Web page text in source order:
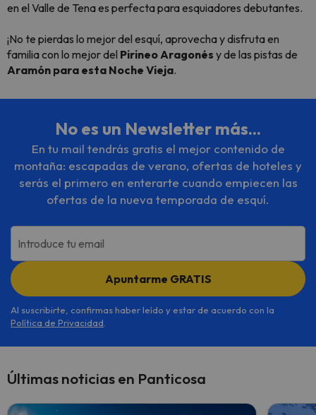
en el Valle de Tena es perfecta para esquiadores debutantes.
¡No te pierdas lo mejor del esquí, aprovecha y disfruta en
familia con lo mejor del Pirineo Aragonés y de las pistas de
Aramón para esta Noche Vieja.
No es un Newsletter más...
En tu mail tendrás gratis el mejor contenido de
montaña: escapadas de verano, ofertas de hoteles y
serás el primero en enterarte cuando empiecen las
ofertas de la nueva temporada de esquí.
Introduce tu email
Apuntarme GRATIS
Al suscribirte, confirmas haber leído y estar de acuerdo con la
Política de Privacidad
Últimas noticias en Panticosa